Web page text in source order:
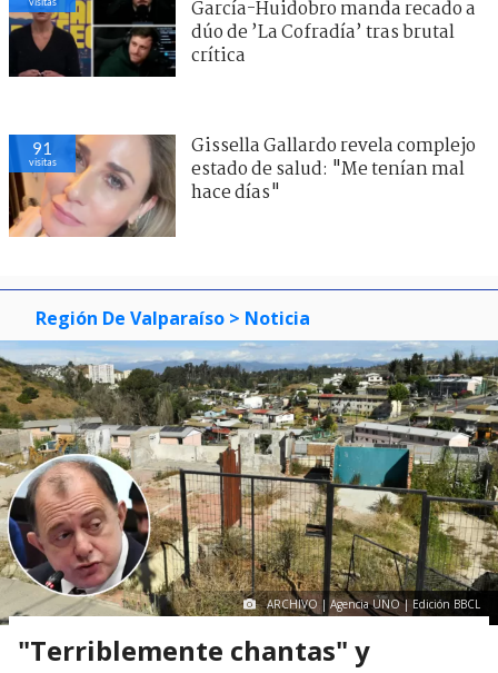
García-Huidobro manda recado a
dúo de ’La Cofradía’ tras brutal
crítica
91
visitas
Gissella Gallardo revela complejo
estado de salud: "Me tenían mal
hace días"
Región De Valparaíso > Noticia
ARCHIVO | Agencia UNO | Edición BBCL
"Terriblemente chantas" y